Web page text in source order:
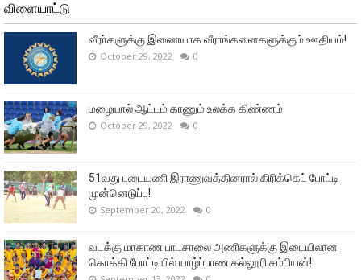
விளையாட்டு
வீரா்களுக்கு இணையாக வீராங்கனைகளுக்கும் ஊதியம்!
October 29, 2022 0
மழையால் ஆட்டம் காணும் உலக்க கிண்ணம்
October 29, 2022 0
51வது படையணி இராணுவத்தினரால் கிரிக்கெட் போட்டி
முன்னெடுப்பு!
September 20, 2022 0
வடக்கு மாகாண பாடசாலை அணிகளுக்கு இடையிலான
கொக்கி போட்டியில் யாழ்ப்பாண கல்லூரி சம்பியன்!